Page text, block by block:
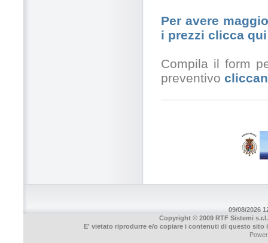
Per avere
i prezzi clicca qui
Compila il form
preventivo
09/08/2026
Copyright © 2009 RTF Sistemi
E' vietato riprodurre e/o copiare i contenuti di questo